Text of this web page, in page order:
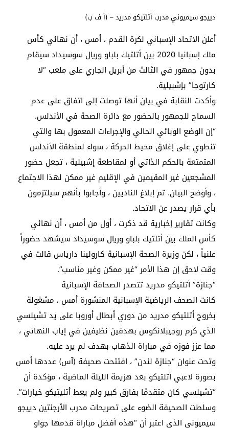
دييجو سيميوني مدرب أتلتيكو مدريد – (أ ف ب)
أعلن الاتحاد الإسباني لكرة القدم ، أمس ، أن نهائي كأس
ملك إسبانيا 2020 بين أتلتيك بلباو وريال سوسيداد سيقام
بدون جمهور في الثالث من أبريل الجاري على ملعب “لا
كارتوجا” بإشبيلية.
وأكدت النقابة في بيان أنها توصلت إلى اتفاق على عدم
السماح للجمهور بالحضور مع دائرة الصحة في الأندلس.
“إن الوضع الوبائي الحالي والإجراءات المعمول بها والتي
تنطوي على إغلاق محيط الحركة ، سواء لمنطقة الأندلس
المتمتعة بالحكم الذاتي أو لمقاطعة إشبيلية ، تجعل حضور
المشجعين غير المقيمين في الإقليم غير ممكن لهذا الاجتماع
، وأوضح البيان. تم إبلاغ الناديين ، وأجابوا بأنهم سيلتزمون
بأي قرار يصدر عن الاتحاد.
وكانت تقارير إخبارية قد ذكرت ، أول من أمس ، أن نهائي
كأس الملك بين أتلتيك بلباو وريال سوسيداد سيشهد حضوراً
علنياً ، لكن وزيرة الصحة الإسبانية كارولينا دارياس قالت في
وقت لاحق إن هذا الأمر “غير ممكن وغير مناسب”.
“جنازة” أتلتيكو مدريد تتصدر الصحافة الإسبانية
كانت الصحف الرياضية الإسبانية المنشورة أمس ، مشغولة
بخروج أتلتيكو مدريد من دوري أبطال أوروبا على يد تشيلسي
الذي كرم روجيبلانكوس بهدفين نظيفين في إياب النهائي ،
مما عزز فوزه في مباراة الذهاب بهدف لم يرد عليه.
وتحت عنوان “جنازة لندن” ، افتتحت صحيفة (آس) عددها أمس
بصورة لاعبي أتلتيكو بعد هزيمة الليلة الماضية ، مؤكدة أن
“تشيلسي كان متقدمًا بفارق كبير ولم يعط أتليتيكو خيارات”.
وسلطت الصحيفة الضوء على تصريحات مدرب الأرجنتين دييجو
سيميوني الذي اعتبر أن “هذه أفضل مباراة قدمها جواو